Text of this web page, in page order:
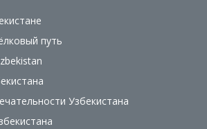
путь
Узбекистана